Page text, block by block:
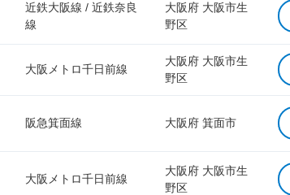
近鉄大阪線 / 近鉄奈良
線
大阪府 大阪市生
野区
大阪メトロ千日前線
大阪府 大阪市生
野区
阪急箕面線 大阪府 箕面市
大阪メトロ千日前線
大阪府 大阪市生
野区